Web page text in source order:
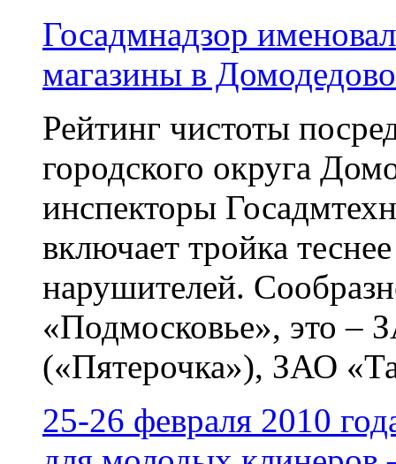
Госадмнадзор
магазины в Домодедово
Рейтинг чистоты
городского округа
инспекторы
включает тройка
нарушителей.
«Подмосковье», это –
(«Пятерочка»), ЗАО
25-26 февраля 2010